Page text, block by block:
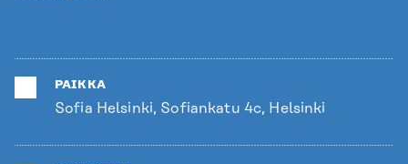
PAIKKA
Sofia Helsinki, Sofiankatu 4c, Helsinki